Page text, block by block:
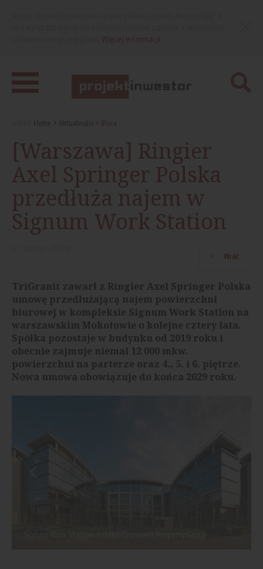
Home Aktualności Biura
[Warszawa] Ringier
Axel Springer Polska
przedłuża najem w
Signum Work Station
Wróć
TriGranit zawarł z Ringier Axel Springer Polska
umowę przedłużającą najem powierzchni
biurowej w kompleksie Signum Work Station na
warszawskim Mokotowie o kolejne cztery lata.
Spółka pozostaje w budynku od 2019 roku i
obecnie zajmuje niemal 12 000 mkw.
powierzchni na parterze oraz 4., 5. i 6. piętrze.
Nowa umowa obowiązuje do końca 2029 roku.